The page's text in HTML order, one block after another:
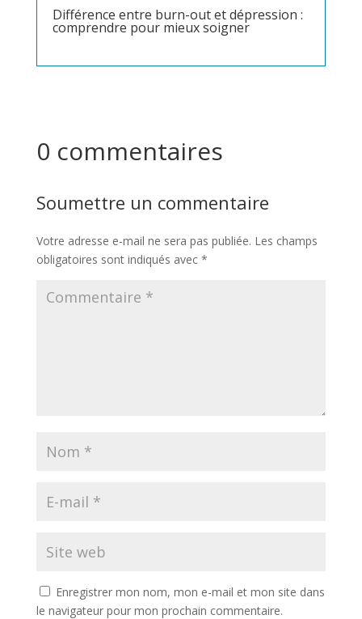
Différence entre burn-out et dépression :
comprendre pour mieux soigner
0 commentaires
Soumettre un commentaire
Votre adresse e-mail ne sera pas publiée. Les champs
obligatoires sont indiqués avec *
Enregistrer mon nom, mon e-mail et mon site dans
le navigateur pour mon prochain commentaire.